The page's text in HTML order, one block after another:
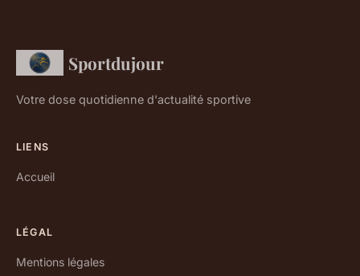
Sportdujour
Votre dose quotidienne d'actualité sportive
LIENS
Accueil
LÉGAL
Mentions légales